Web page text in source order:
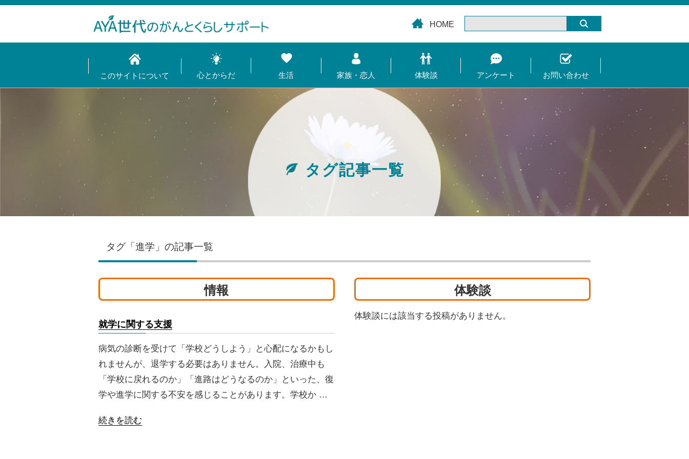
HOME
このサイトについて 心とからだ 生活 家族・恋人 体験談 アンケート お問い合わせ
タグ記事一覧
タグ「進学」の記事一覧
情報
就学に関する支援
病気の診断を受けて「学校どうしよう」と心配になるかもし
れませんが、退学する必要はありません。入院、治療中も
「学校に戻れるのか」「進路はどうなるのか」といった、復
学や進学に関する不安を感じることがあります。学校か …
続きを読む
体験談
体験談には該当する投稿がありません。